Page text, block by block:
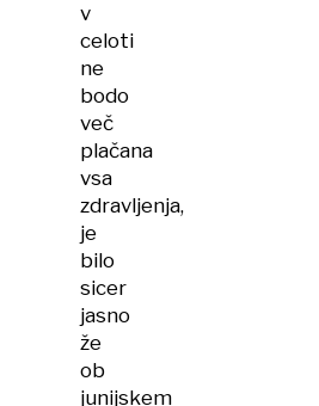
v
celoti
ne
bodo
več
plačana
vsa
zdravljenja,
je
bilo
sicer
jasno
že
ob
junijskem